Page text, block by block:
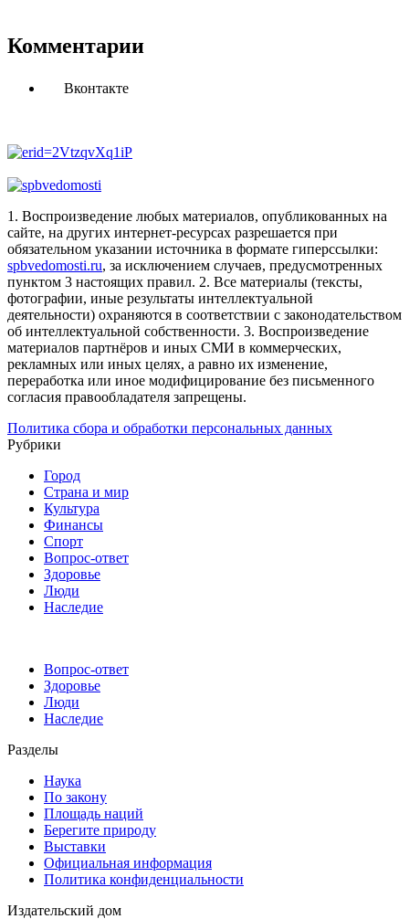
Комментарии
Вконтакте
1. Воспроизведение любых материалов, опубликованных на
сайте, на других интернет-ресурсах разрешается при
обязательном указании источника в формате гиперссылки:
spbvedomosti.ru, за исключением случаев, предусмотренных
пунктом 3 настоящих правил. 2. Все материалы (тексты,
фотографии, иные результаты интеллектуальной
деятельности) охраняются в соответствии с законодательством
об интеллектуальной собственности. 3. Воспроизведение
материалов партнёров и иных СМИ в коммерческих,
рекламных или иных целях, а равно их изменение,
переработка или иное модифицирование без письменного
согласия правообладателя запрещены.
Политика сбора и обработки персональных данных
Рубрики
Город
Страна и мир
Культура
Финансы
Спорт
Вопрос-ответ
Здоровье
Люди
Наследие
Вопрос-ответ
Здоровье
Люди
Наследие
Разделы
Наука
По закону
Площадь наций
Берегите природу
Выставки
Официальная информация
Политика конфиденциальности
Издательский дом